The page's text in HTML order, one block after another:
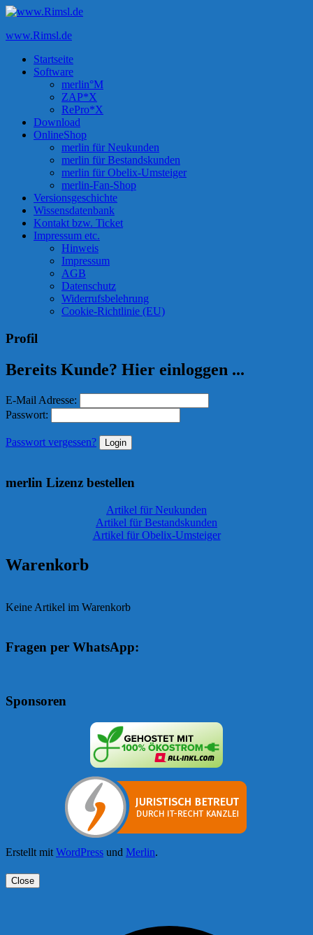
Zum
springen
www.Rimsl.de
Startseite
Software
merlin°M
ZAP*X
RePro*X
Download
OnlineShop
merlin für Neukunden
merlin für Bestandskunden
merlin für Obelix-Umsteiger
merlin-Fan-Shop
Versionsgeschichte
Wissensdatenbank
Kontakt bzw. Ticket
Impressum etc.
Hinweis
Impressum
AGB
Datenschutz
Widerrufsbelehrung
Cookie-Richtlinie (EU)
Profil
Bereits Kunde? Hier einloggen ...
E-Mail Adresse:
Passwort:
Passwort vergessen?
merlin Lizenz bestellen
Artikel für Neukunden
Artikel für Bestandskunden
Artikel für Obelix-Umsteiger
Warenkorb
Keine Artikel im Warenkorb
Fragen per WhatsApp:
Sponsoren
Erstellt mit WordPress und Merlin.
Close